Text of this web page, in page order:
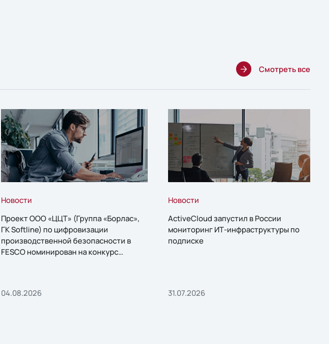
Смотреть все
Новости
Проект ООО «ЦЦТ» (Группа «Борлас»,
ГК Softline) по цифровизации
производственной безопасности в
FESCO номинирован на конкурс
04.08.2026
Новости
ActiveCloud запустил в России
мониторинг ИТ-инфраструктуры по
подписке
31.07.2026